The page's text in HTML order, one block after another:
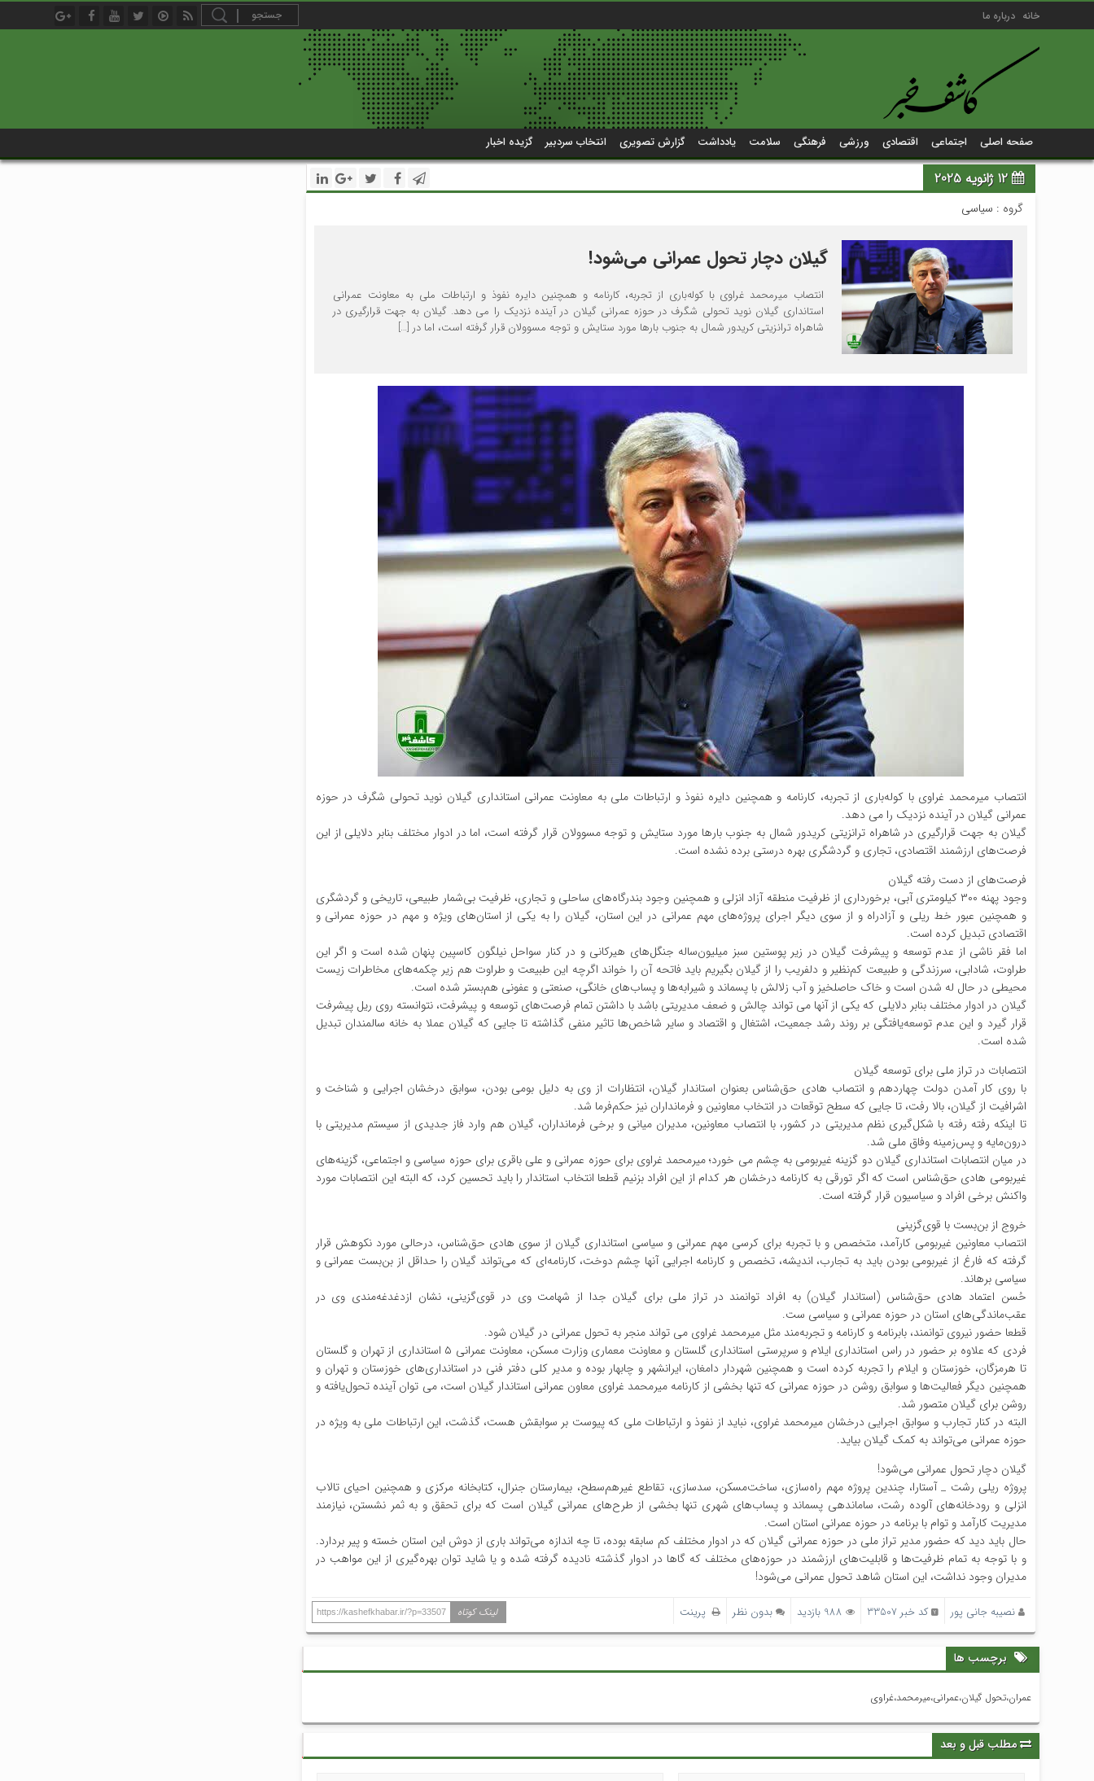
خانه درباره ما
صفحه اصلی اجتماعی اقتصادی ورزشی فرهنگی سلامت یادداشت گزارش تصویری انتخاب سردبیر گزیده اخبار
12 ژانویه 2025
گروه : سیاسی
گیلان دچار تحول عمرانی می‌شود!
انتصاب میرمحمد غراوی با کوله‌باری از تجربه، کارنامه و همچنین دایره نفوذ و ارتباطات ملی به معاونت عمرانی
استانداری گیلان نوید تحولی شگرف در حوزه عمرانی گیلان در آینده نزدیک را می دهد. گیلان به جهت قرارگیری در
شاهراه ترانزیتی کریدور شمال به جنوب بارها مورد ستایش و توجه مسوولان قرار گرفته است، اما در […]
انتصاب میرمحمد غراوی با کوله‌باری از تجربه، کارنامه و همچنین دایره نفوذ و ارتباطات ملی به معاونت عمرانی استانداری گیلان نوید تحولی شگرف در حوزه
عمرانی گیلان در آینده نزدیک را می دهد.
گیلان به جهت قرارگیری در شاهراه ترانزیتی کریدور شمال به جنوب بارها مورد ستایش و توجه مسوولان قرار گرفته است، اما در ادوار مختلف بنابر دلایلی از این
فرصت‌های ارزشمند اقتصادی، تجاری و گردشگری بهره درستی برده نشده است.
فرصت‌های از دست رفته گیلان
وجود پهنه ۳۰۰ کیلومتری آبی، برخورداری از ظرفیت منطقه آزاد انزلی و همچنین وجود بندرگاه‌های ساحلی و تجاری، ظرفیت بی‌شمار طبیعی، تاریخی و گردشگری
و همچنین عبور خط ریلی و آزادراه و از سوی دیگر اجرای پروژه‌های مهم عمرانی در این استان، گیلان را به یکی از استان‌های ویژه و مهم در حوزه عمرانی و
اقتصادی تبدیل کرده است.
اما فقر ناشی از عدم توسعه و پیشرفت گیلان در زیر پوستین سبز میلیون‌ساله جنگل‌های هیرکانی و در کنار سواحل نیلگون کاسپین پنهان شده است و اگر این
طراوت، شادابی، سرزندگی و طبیعت کم‌نظیر و دلفریب را از گیلان بگیریم باید فاتحه آن را خواند اگرچه این طبیعت و طراوت هم زیر چکمه‌های مخاطرات زیست
محیطی در حال له شدن است و خاک حاصلخیز و آب زلالش با پسماند و شیرابه‌ها و پساب‌های خانگی، صنعتی و عفونی هم‌بستر شده است.
گیلان در ادوار مختلف بنابر دلایلی که یکی از آنها می تواند چالش و ضعف مدیریتی باشد با داشتن تمام فرصت‌های توسعه و پیشرفت، نتوانسته روی ریل پیشرفت
قرار گیرد و این عدم توسعه‌یافتگی بر روند رشد جمعیت، اشتغال و اقتصاد و سایر شاخص‌ها تاثیر منفی گذاشته تا جایی که گیلان عملا به خانه سالمندان تبدیل
شده است.
انتصابات در تراز ملی برای توسعه گیلان
با روی کار آمدن دولت چهاردهم و انتصاب هادی حق‌شناس بعنوان استاندار گیلان، انتظارات از وی به دلیل بومی بودن، سوابق درخشان اجرایی و شناخت و
اشرافیت از گیلان، بالا رفت، تا جایی که سطح توقعات در انتخاب معاونین و فرمانداران نیز حکم‌فرما شد.
تا اینکه رفته رفته با شکل‌گیری نظم مدیریتی در کشور، با انتصاب معاونین، مدیران میانی و برخی فرمانداران، گیلان هم وارد فاز جدیدی از سیستم مدیریتی با
درون‌مایه و پس‌زمینه وفاق ملی شد.
در میان انتصابات استانداری گیلان دو گزینه غیر‌بومی به چشم می خورد؛ میرمحمد غراوی برای حوزه عمرانی و علی باقری برای حوزه سیاسی و اجتماعی، گزینه‌های
غیربومی هادی حق‌شناس است که اگر تورقی به کارنامه درخشان هر کدام از این افراد بزنیم قطعا انتخاب استاندار را باید تحسین کرد، که البته این انتصابات مورد
واکنش برخی افراد و سیاسیون قرار گرفته است.
خروج از بن‌بست با قوی‌گزینی
انتصاب معاونین غیربومی کارآمد، متخصص و با تجربه برای کرسی مهم عمرانی و سیاسی استانداری گیلان از سوی هادی حق‌شناس، درحالی مورد نکوهش قرار
گرفته که فارغ از غیربومی بودن باید به تجارب، اندیشه‌، تخصص و کارنامه اجرایی آنها چشم دوخت، کارنامه‌ای که می‌تواند گیلان را حداقل از بن‌بست عمرانی و
سیاسی برهاند.
حُسن اعتماد هادی حق‌شناس (استاندار گیلان) به افراد توانمند در تراز ملی برای گیلان جدا از شهامت وی در قوی‌گزینی، نشان‌ ازدغدغه‌مندی وی در
عقب‌ماندگی‌های استان در حوزه عمرانی و سیاسی ست.
قطعا حضور نیروی توانمند، بابرنامه و کارنامه و تجربه‌مند مثل میرمحمد غراوی می تواند منجر به تحول عمرانی در گیلان شود.
فردی که علاوه بر حضور در راس استانداری ایلام و سرپرستی استانداری گلستان و معاونت معماری وزارت مسکن، معاونت عمرانی ۵ استانداری از تهران و گلستان
تا هرمزگان، خوزستان و ایلام را تجربه کرده است و همچنین شهردار دامغان، ایرانشهر و چابهار بوده و مدیر کلی دفتر فنی در استانداری‌های خوزستان و تهران و
همچنین دیگر فعالیت‌ها و سوابق روشن در حوزه عمرانی که تنها بخشی از کارنامه میرمحمد غراوی معاون عمرانی استاندار گیلان است، می توان آینده تحول‌یافته و
روشن برای گیلان متصور شد.
البته در کنار تجارب و سوابق اجرایی درخشان میرمحمد غراوی، نباید از نفوذ و ارتباطات ملی که پیوست بر سوابقش هست، گذشت، این ارتباطات ملی به ویژه در
حوزه عمرانی می‌تواند به کمک گیلان بیاید.
گیلان دچار تحول عمرانی می‌شود!
پروژه ریلی رشت _ آستارا، چندین پروژه مهم راه‌سازی، ساخت‌مسکن، سدسازی، تقاطع غیرهم‌سطح، بیمارستان جنرال، کتابخانه مرکزی و همچنین احیای تالاب
انزلی و رودخانه‌های آلوده رشت، ساماندهی پسماند و پساب‌های شهری تنها بخشی از طرح‌های عمرانی گیلان است که برای تحقق و به ثمر نشستن، نیازمند
مدیریت کارآمد و توام با برنامه در حوزه عمرانی استان است.
حال باید دید که حضور مدیر تراز ملی در حوزه عمرانی گیلان که در ادوار مختلف کم سابقه بوده، تا چه اندازه می‌تواند باری از دوش این استان خسته و پیر بردارد.
و با توجه به تمام ظرفیت‌ها و قابلیت‌های ارزشمند در حوزه‌های مختلف که گاها در ادوار گذشته نادیده گرفته شده و یا شاید توان بهره‌گیری از این مواهب در
مدیران وجود نداشت، این استان شاهد تحول عمرانی می‌شود!
نصیبه جانی پور کد خبر 33507 بدون نظر پرینت لینک کوتاه https://kashefkhabar.ir/?p=33507
برچسب ها
عمران،تحول گیلان،عمرانی،میرمحمد،غراوی
مطلب قبل و بعد